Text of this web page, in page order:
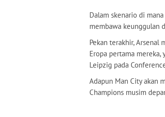
Dalam skenario di
membawa keunggulan
Pekan terakhir, Arsenal
Eropa pertama
Leipzig pada
Adapun Man City akan
Champions musim